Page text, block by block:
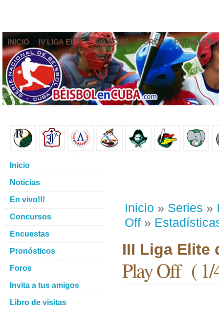
INICIO IV LIGA ELITE NOTICIAS FOROS
Inicio » Series »
Off »
III Liga Elite
Play Off ( 1/
Inicio
Noticias
En vivo!!!
Concursos
Encuestas
Pronósticos
Foros
Invita a tus amigos
Libro de visitas